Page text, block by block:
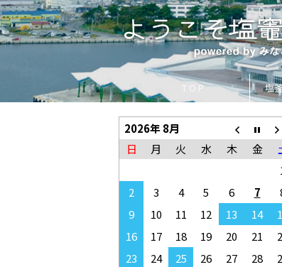
T O P 塩
2026年 8月
日
月 火 水 木 金
2
3 4 5 6 7
9
10 11 12 13 14
16
17 18 19 20 21
23
24 25 26 27 28